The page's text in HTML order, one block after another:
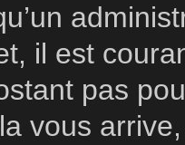
il est
pas
vous